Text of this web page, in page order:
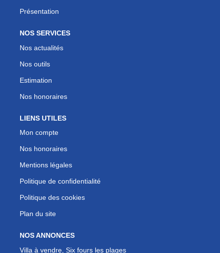
Présentation
NOS SERVICES
Nos actualités
Nos outils
Estimation
Nos honoraires
LIENS UTILES
Mon compte
Nos honoraires
Mentions légales
Politique de confidentialité
Politique des cookies
Plan du site
NOS ANNONCES
Villa à vendre, Six fours les plages